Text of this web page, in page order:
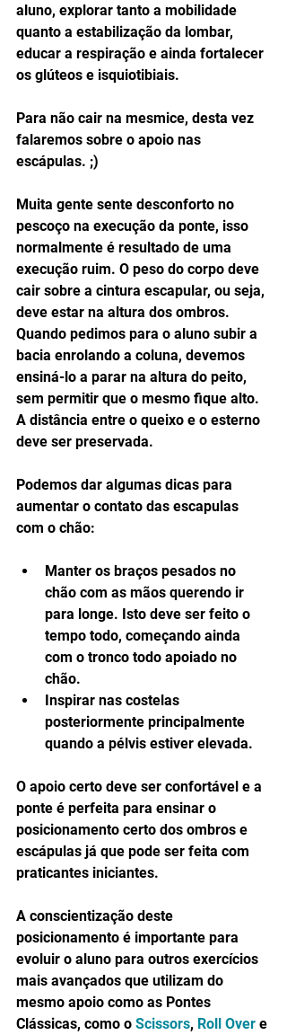
aluno, explorar tanto a mobilidade
quanto a estabilização da lombar,
educar a respiração e ainda fortalecer
os glúteos e isquiotibiais.
Para não cair na mesmice, desta vez
falaremos sobre o apoio nas
escápulas. ;)
Muita gente sente desconforto no
pescoço na execução da ponte, isso
normalmente é resultado de uma
execução ruim. O peso do corpo deve
cair sobre a cintura escapular, ou seja,
deve estar na altura dos ombros.
Quando pedimos para o aluno subir a
bacia enrolando a coluna, devemos
ensiná-lo a parar na altura do peito,
sem permitir que o mesmo fique alto.
A distância entre o queixo e o esterno
deve ser preservada.
Podemos dar algumas dicas para
aumentar o contato das escapulas
com o chão:
Manter os braços pesados no
chão com as mãos querendo ir
para longe. Isto deve ser feito o
tempo todo, começando ainda
com o tronco todo apoiado no
chão.
Inspirar nas costelas
posteriormente principalmente
quando a pélvis estiver elevada.
O apoio certo deve ser confortável e a
ponte é perfeita para ensinar o
posicionamento certo dos ombros e
escápulas já que pode ser feita com
praticantes iniciantes.
A conscientização deste
posicionamento é importante para
evoluir o aluno para outros exercícios
mais avançados que utilizam do
mesmo apoio como as Pontes
Clássicas, como o Scissors, Roll Over e